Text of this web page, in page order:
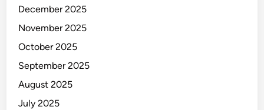
December 2025
November 2025
October 2025
September 2025
August 2025
July 2025